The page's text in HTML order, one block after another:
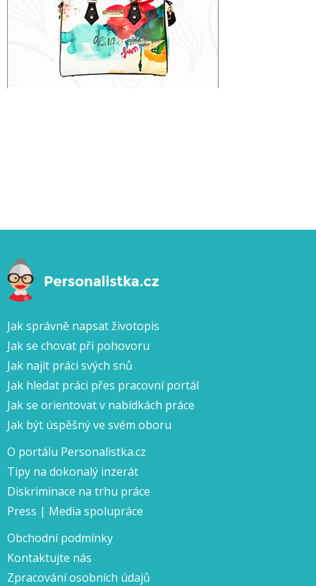
Jak správně napsat životopis
Jak se chovat při pohovoru
Jak najít práci svých snů
Jak hledat práci přes pracovní portál
Jak se orientovat v nabídkách práce
Jak být úspěšný ve svém oboru
O portálu Personalistka.cz
Tipy na dokonalý inzerát
Diskriminace na trhu práce
Press | Media spolupráce
Obchodní podmínky
Kontaktujte nás
Zpracování osobních údajů